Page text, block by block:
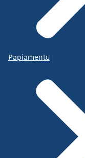
Papiamentu